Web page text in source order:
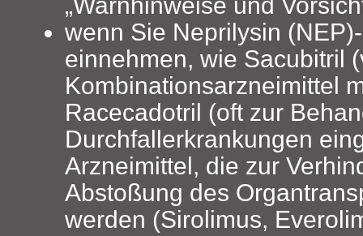
wenn Sie Neprilysin
einnehmen, wie Sacubitril
Kombinationsarzneimittel
Racecadotril (oft zur
Durchfallerkrankungen
Arzneimittel, die zur
Abstoßung des
werden (Sirolimus,